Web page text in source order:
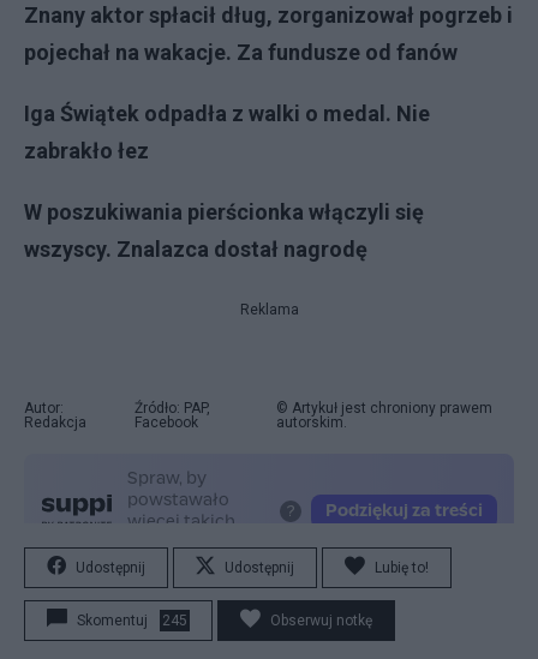
Znany aktor spłacił dług, zorganizował pogrzeb i
pojechał na wakacje. Za fundusze od fanów
Iga Świątek odpadła z walki o medal. Nie
zabrakło łez
W poszukiwania pierścionka włączyli się
wszyscy. Znalazca dostał nagrodę
Reklama
Autor:
Redakcja
Źródło: PAP,
Facebook
© Artykuł jest chroniony prawem
autorskim.
Udostępnij Udostępnij Lubię to!
Skomentuj 245 Obserwuj notkę